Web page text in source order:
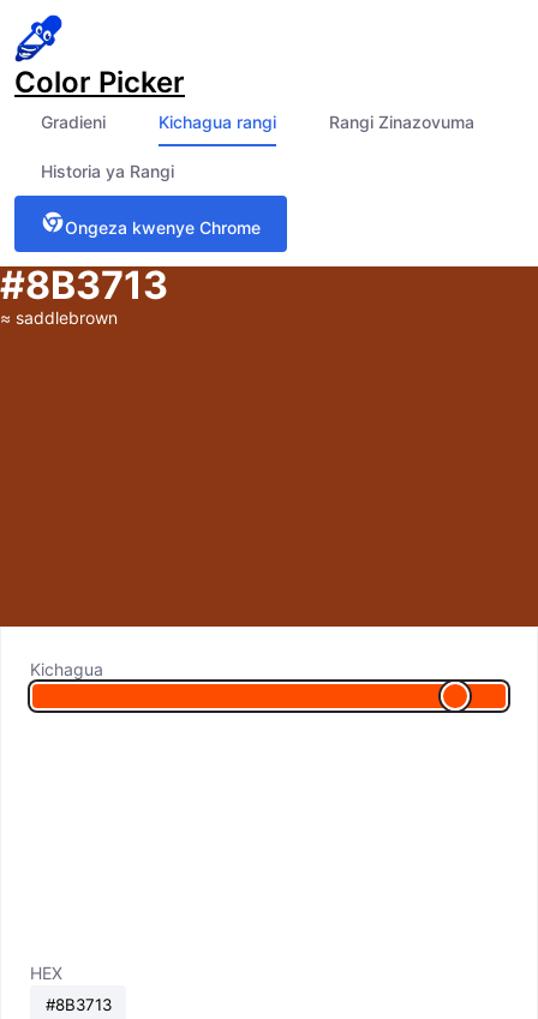
Color Picker
Gradieni Kichagua rangi Rangi Zinazovuma
Historia ya Rangi
Ongeza kwenye Chrome
#8B3713
≈ saddlebrown
Kichagua
HEX